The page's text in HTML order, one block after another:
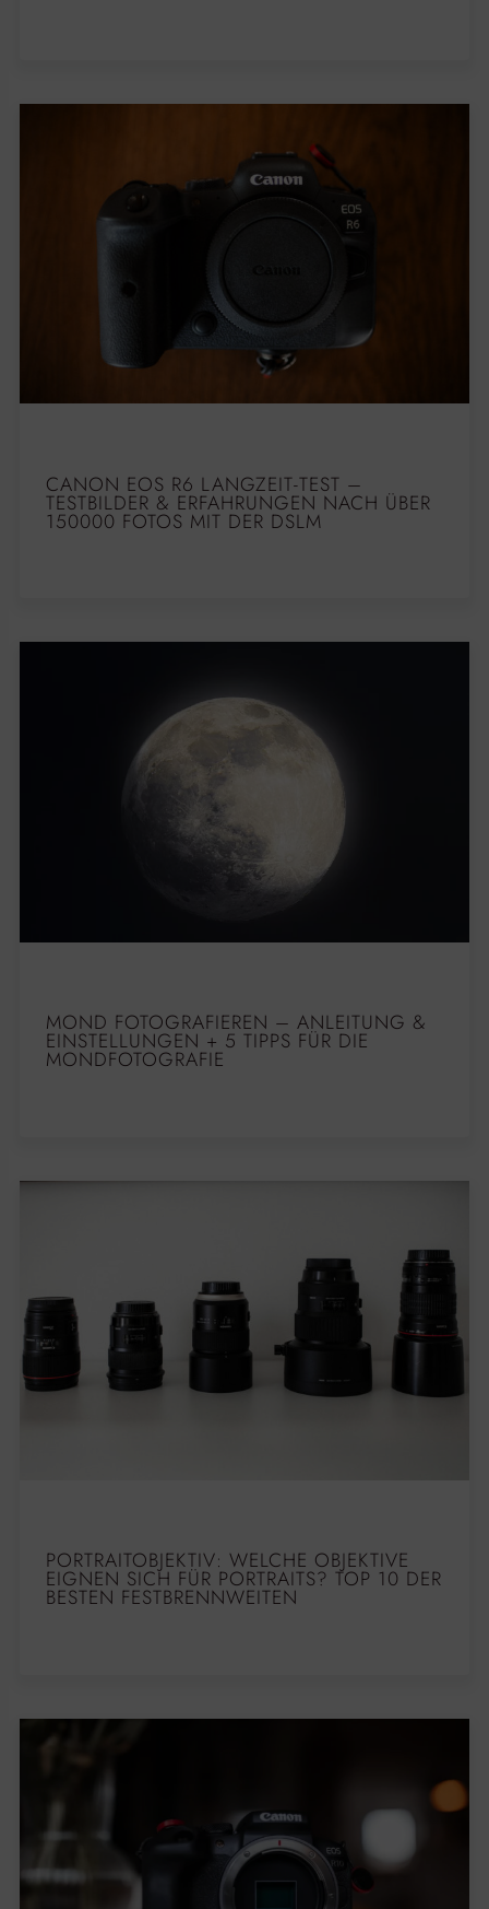
CANON EOS R6 LANGZEIT-TEST –
TESTBILDER & ERFAHRUNGEN NACH ÜBER
150000 FOTOS MIT DER DSLM
MOND FOTOGRAFIEREN – ANLEITUNG &
EINSTELLUNGEN + 5 TIPPS FÜR DIE
MONDFOTOGRAFIE
PORTRAITOBJEKTIV: WELCHE OBJEKTIVE
EIGNEN SICH FÜR PORTRAITS? TOP 10 DER
BESTEN FESTBRENNWEITEN